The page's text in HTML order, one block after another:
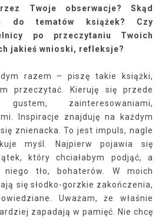
Twoje obserwacje? Skąd
do tematów książek? Czy
po przeczytaniu Twoich
jakieś wnioski, refleksje?
razem – piszę takie książki,
przeczytać. Kieruję się przede
zainteresowaniami,
Inspiracje znajduję na każdym
znienacka. To jest impuls, nagle
myśl. Najpierw pojawia się
który chciałabym podjąć, a
tło, bohaterów. W moich
się słodko-gorzkie zakończenia,
Uważam, że właśnie
zapadają w pamięć. Nie chcę